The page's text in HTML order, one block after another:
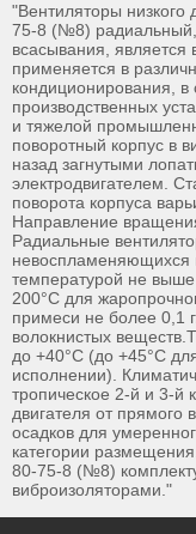
"Вентиляторы
75-8 (№8) радиальный,
всасывания, является
применяется в
кондиционирования, в
производственных
и тяжелой
поворотный корпус в
назад загнутыми
электродвигателем.
поворота корпуса
Направление
Радиальные
невоспламеняющихся
температурой не
200°С для
примеси не более 0,1
волокнистых
до +40°С (до +45°С
исполнении).
тропическое 2-й и 3-й
двигателя от прямого
осадков для
категории
80-75-8 (№8)
виброизоляторами."